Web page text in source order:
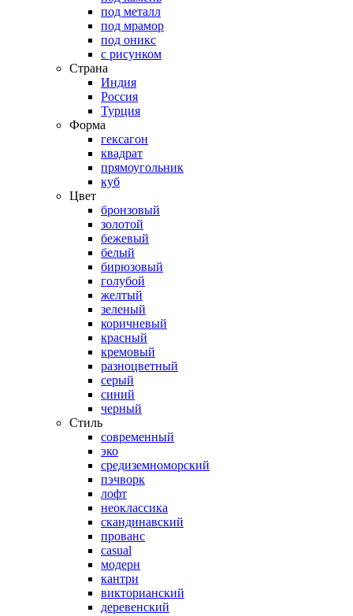
под металл
под мрамор
под оникс
с рисунком
Страна
Индия
Россия
Турция
Форма
гексагон
квадрат
прямоугольник
куб
Цвет
бронзовый
золотой
бежевый
белый
бирюзовый
голубой
желтый
зеленый
коричневый
красный
кремовый
разноцветный
серый
синий
черный
Стиль
современный
эко
средиземноморский
пэчворк
лофт
неоклассика
скандинавский
прованс
casual
модерн
кантри
викторианский
деревенский